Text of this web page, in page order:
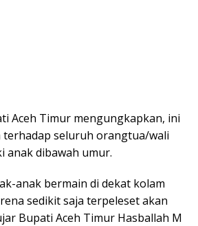
Aceh Timur mengungkapkan, ini
seluruh orangtua/wali
anak dibawah umur.
anak bermain di dekat kolam
sedikit saja terpeleset akan
Bupati Aceh Timur Hasballah M